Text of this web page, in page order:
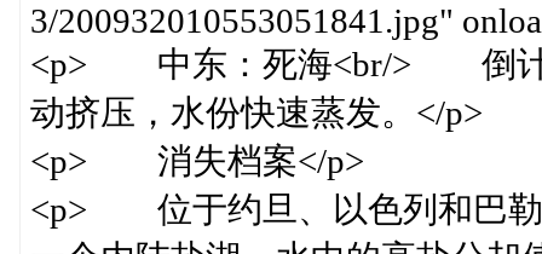
3/200932010553051841.jpg"
<p> 中东：死海<br/> 倒计
动挤压，水份快速蒸发。</p>
<p> 消失档案</p>
<p> 位于约旦、以色列和巴勒